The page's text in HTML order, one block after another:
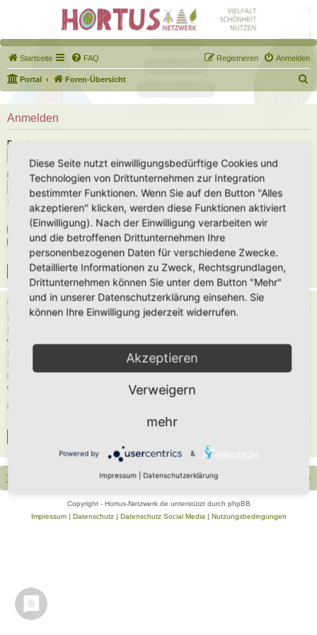
Startseite FAQ Anmelden
Registrieren
Portal Foren-Übersicht
u
h
Anmelden
Benutzername:
Passwort:
Ich habe mein Passwort vergessen
Angemeldet bleiben
Meinen Online-Status während dieser Sitzung verbergen
REGISTRIEREN
Du musst in diesem Forum registriert sein, um dich anmelden zu können. Die
weitere Funktionen zuzugreifen. Die Board-Administration kann registrierten
Benutzern auch zusätzliche Berechtigungen zuweisen. Beachte bitte unsere
Nutzungsbedingungen und die verwandten Regelungen, bevor du dich
registrierst. Bitte beachte auch die jeweiligen Forenregeln, wenn du dich in
diesem Board bewegst.
Foren-Übersicht Alle Zeiten sind UTC+02:00
Copyright - Hortus-Netzwerk.de unterstützt durch phpBB
Impressum| Datenschutz| Datenschutz Social Media Nutzungsbedingungen
Diese Seite nutzt einwilligungsbedürftige Cookies und
Technologien von Drittunternehmen zur Integration
bestimmter Funktionen. Wenn Sie auf den Button "Alles
akzeptieren" klicken, werden diese Funktionen aktiviert
(Einwilligung). Nach der Einwilligung verarbeiten wir
und die betroffenen Drittunternehmen Ihre
personenbezogenen Daten für verschiedene Zwecke.
Detaillierte Informationen zu Zweck, Rechtsgrundlagen,
Drittunternehmen können Sie unter dem Button "Mehr"
und in unserer Datenschutzerklärung einsehen. Sie
können Ihre Einwilligung jederzeit widerrufen.
Akzeptieren
Verweigern
mehr
Powered by &
Impressum Datenschutzerklärung